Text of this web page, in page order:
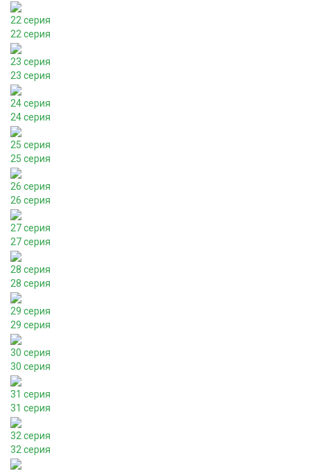
22 серия
22 серия
23 серия
23 серия
24 серия
24 серия
25 серия
25 серия
26 серия
26 серия
27 серия
27 серия
28 серия
28 серия
29 серия
29 серия
30 серия
30 серия
31 серия
31 серия
32 серия
32 серия